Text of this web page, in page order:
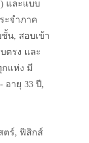
) และแบบ
ะจำภาค
น, สอบเข้า
ตรง และ
แห่ง มี
อายุ 33 ปี,​
ตร์, ฟิสิกส์